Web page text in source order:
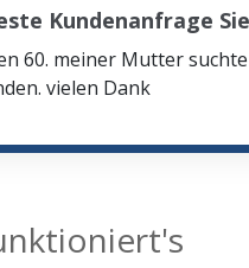
Kundenanfrage
60. meiner Mutter
vielen Dank